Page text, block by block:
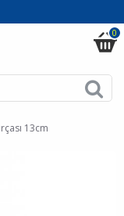
0
13cm